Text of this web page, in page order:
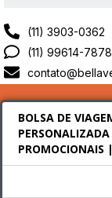
(11) 3903-0362
(11) 99614-7878
BOLSA DE
PROMOCIONAIS